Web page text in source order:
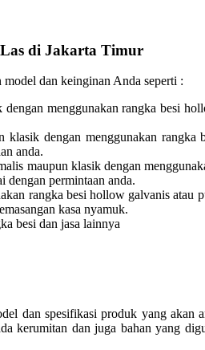
Las di Jakarta Timur
model dan keinginan Anda seperti :
menggunakan rangka besi
dengan menggunakan
anda.
maupun klasik dengan
dengan permintaan anda.
rangka besi hollow galvanis atau
kasa nyamuk.
besi dan jasa lainnya
dan spesifikasi produk yang
kerumitan dan juga bahan yang